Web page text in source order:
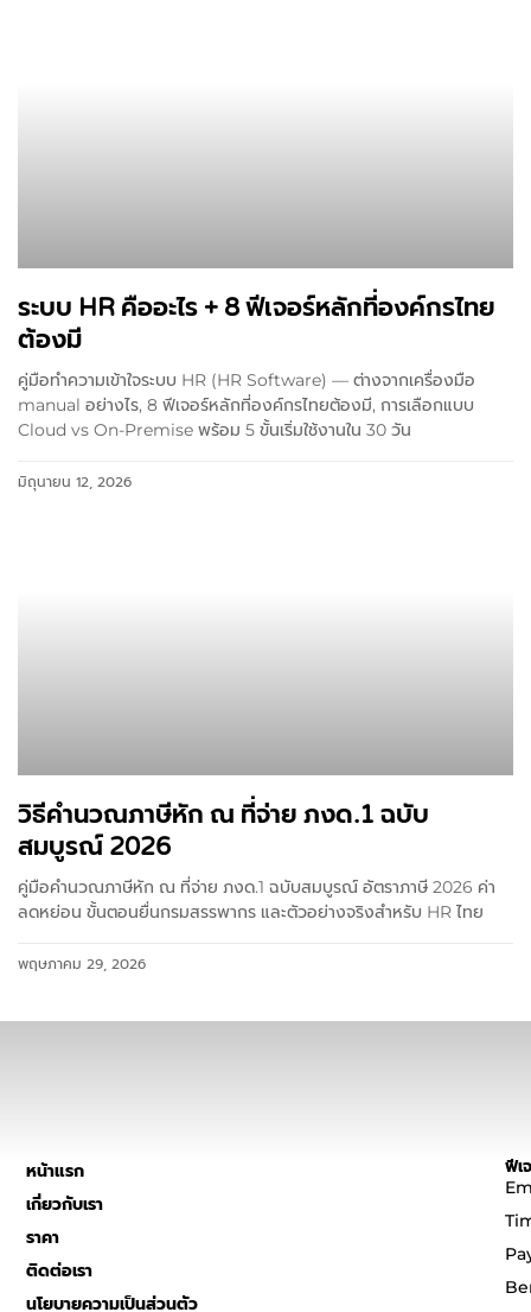
ระบบ HR คืออะไร + 8 ฟีเจอร์หลักที่องค์กรไทย
ต้องมี
คู่มือทำความเข้าใจระบบ HR (HR Software) — ต่างจากเครื่องมือ
manual อย่างไร, 8 ฟีเจอร์หลักที่องค์กรไทยต้องมี, การเลือกแบบ
Cloud vs On-Premise พร้อม 5 ขั้นเริ่มใช้งานใน 30 วัน
มิถุนายน 12, 2026
วิธีคำนวณภาษีหัก ณ ที่จ่าย ภงด.1 ฉบับ
สมบูรณ์ 2026
คู่มือคำนวณภาษีหัก ณ ที่จ่าย ภงด.1 ฉบับสมบูรณ์ อัตราภาษี 2026 ค่า
ลดหย่อน ขั้นตอนยื่นกรมสรรพากร และตัวอย่างจริงสำหรับ HR ไทย
พฤษภาคม 29, 2026
หน้าแรก
เกี่ยวกับเรา
ราคา
ติดต่อเรา
นโยบายความเป็นส่วนตัว
ฟีเ